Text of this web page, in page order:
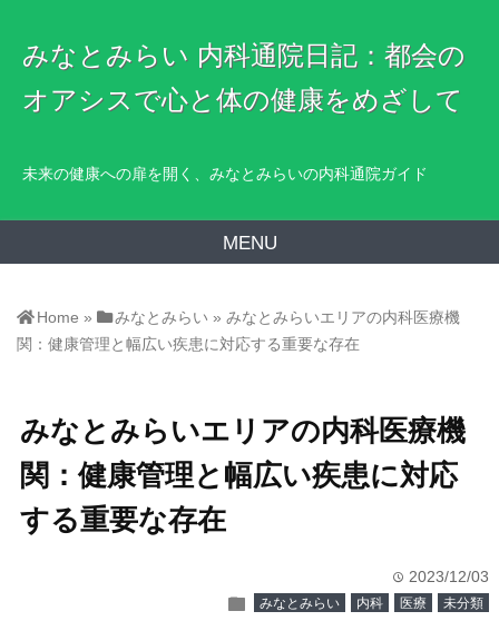
みなとみらい 内科通院日記：都会の
オアシスで心と体の健康をめざして
未来の健康への扉を開く、みなとみらいの内科通院ガイド
MENU
Home » みなとみらい »みなとみらいエリアの内科医療機
関：健康管理と幅広い疾患に対応する重要な存在
みなとみらいエリアの内科医療機
関：健康管理と幅広い疾患に対応
する重要な存在
time 2023/12/03
folder みなとみらい 内科 医療 未分類